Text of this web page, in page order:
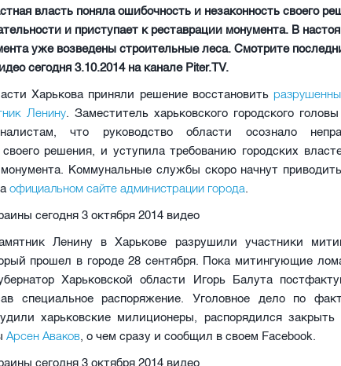
власть поняла ошибочность и незаконность своего
и приступает к реставрации монумента. В
уже возведены строительные леса. Смотрите
сегодня 3.10.2014 на канале Piter.TV.
Харькова приняли решение восстановить
Ленину. Заместитель харьковского городского
что руководство области осознало
решения, и уступила требованию городских
Коммунальные службы скоро начнут
официальном сайте администрации города.
Ленину в Харькове разрушили участники
прошел в городе 28 сентября. Пока митингующие
Харьковской области Игорь Балута
специальное распоряжение. Уголовное дело по
харьковские милиционеры, распорядился
Арсен Аваков, о чем сразу и сообщил в своем Facebook.